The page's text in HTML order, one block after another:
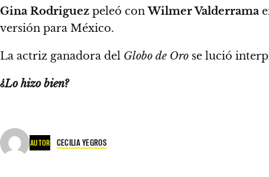
Gina Rodriguez peleó conWilmer Valderrama
versión para México.
La actriz ganadora del Globo de Oro se lució
¿Lo hizo bien?
AUTOR CECILIA YEGROS